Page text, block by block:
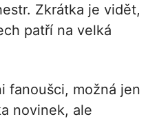
Zkrátka je vidět,
patří na velká
fanoušci, možná jen
novinek, ale